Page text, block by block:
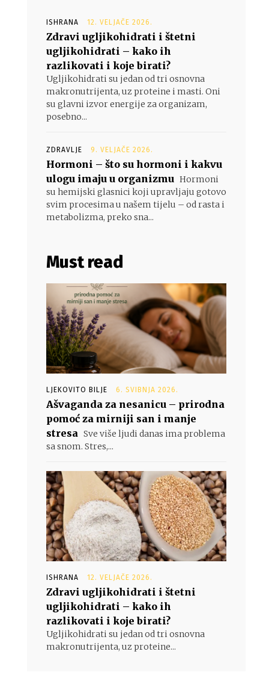
ISHRANA 12. VELJAČE 2026.
Zdravi ugljikohidrati i štetni
ugljikohidrati – kako ih
razlikovati i koje birati?
Ugljikohidrati su jedan od tri osnovna
makronutrijenta, uz proteine i masti. Oni
su glavni izvor energije za organizam,
posebno...
ZDRAVLJE 9. VELJAČE 2026.
Hormoni – što su hormoni i kakvu
ulogu imaju u organizmu Hormoni
su hemijski glasnici koji upravljaju gotovo
svim procesima u našem tijelu – od rasta i
metabolizma, preko sna...
Must read
LJEKOVITO BILJE 6. SVIBNJA 2026.
Ašvaganda za nesanicu – prirodna
pomoć za mirniji san i manje
stresa Sve više ljudi danas ima problema
sa snom. Stres,...
ISHRANA 12. VELJAČE 2026.
Zdravi ugljikohidrati i štetni
ugljikohidrati – kako ih
razlikovati i koje birati?
Ugljikohidrati su jedan od tri osnovna
makronutrijenta, uz proteine...